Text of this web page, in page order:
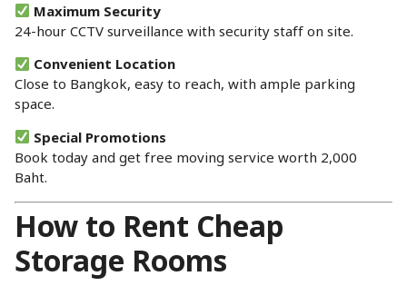
Maximum Security
24-hour CCTV surveillance with security staff on site.
Convenient Location
Close to Bangkok, easy to reach, with ample parking
space.
Special Promotions
Book today and get free moving service worth 2,000
Baht.
How to Rent Cheap
Storage Rooms